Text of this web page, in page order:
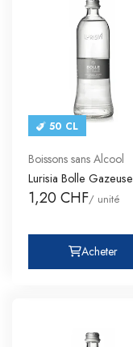
50 CL
Boissons sans Alcool
Lurisia Bolle Gazeuse
1,20 CHF/ unité
Acheter